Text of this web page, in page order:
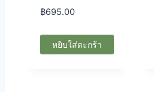
฿695.00
หยิบใส่ตะกร้า